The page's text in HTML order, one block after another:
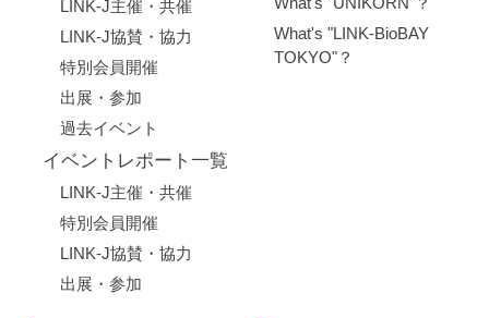
LINK-J主催・共催
LINK-J協賛・協力
特別会員開催
出展・参加
過去イベント
イベントレポート一覧
LINK-J主催・共催
特別会員開催
LINK-J協賛・協力
出展・参加
What's "LINK-BioBAY
TOKYO"？